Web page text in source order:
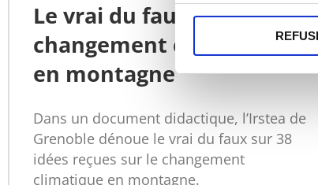
Le vrai du faux sur le
changement climatique
en montagne
Dans un document didactique, l’Irstea de
Grenoble dénoue le vrai du faux sur 38
idées reçues sur le changement
climatique en montagne.